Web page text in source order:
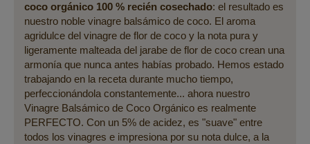
coco orgánico 100 % recién cosechado: el resultado es
nuestro noble vinagre balsámico de coco. El aroma
agridulce del vinagre de flor de coco y la nota pura y
ligeramente malteada del jarabe de flor de coco crean una
armonía que nunca antes habías probado. Hemos estado
trabajando en la receta durante mucho tiempo,
perfeccionándola constantemente... ahora nuestro
Vinagre Balsámico de Coco Orgánico es realmente
PERFECTO. Con un 5% de acidez, es "suave" entre
todos los vinagres e impresiona por su nota dulce, a la